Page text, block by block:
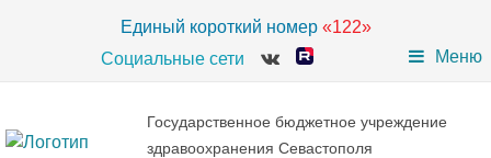
Единый короткий номер«122»
Социальные сети
Меню
Государственное бюджетное учреждение
здравоохранения Севастополя